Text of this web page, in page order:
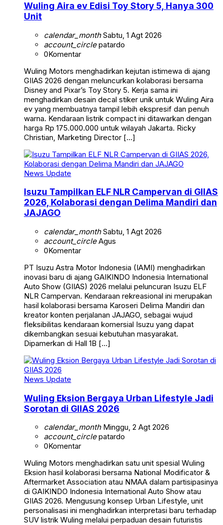
Wuling Aira ev Edisi Toy Story 5, Hanya 300
Unit
calendar_monthSabtu, 1 Agt 2026
account_circlepatardo
0Komentar
Wuling Motors menghadirkan kejutan istimewa di ajang
GIIAS 2026 dengan meluncurkan kolaborasi bersama
Disney and Pixar’s Toy Story 5. Kerja sama ini
menghadirkan desain decal stiker unik untuk Wuling Aira
ev yang membuatnya tampil lebih ekspresif dan penuh
warna. Kendaraan listrik compact ini ditawarkan dengan
harga Rp 175.000.000 untuk wilayah Jakarta. Ricky
Christian, Marketing Director […]
News Update
Isuzu Tampilkan ELF NLR Campervan di GIIAS
2026, Kolaborasi dengan Delima Mandiri dan
JAJAGO
calendar_monthSabtu, 1 Agt 2026
account_circleAgus
0Komentar
PT Isuzu Astra Motor Indonesia (IAMI) menghadirkan
inovasi baru di ajang GAIKINDO Indonesia International
Auto Show (GIIAS) 2026 melalui peluncuran Isuzu ELF
NLR Campervan. Kendaraan rekreasional ini merupakan
hasil kolaborasi bersama Karoseri Delima Mandiri dan
kreator konten perjalanan JAJAGO, sebagai wujud
fleksibilitas kendaraan komersial Isuzu yang dapat
dikembangkan sesuai kebutuhan masyarakat.
Dipamerkan di Hall 1B […]
News Update
Wuling Eksion Bergaya Urban Lifestyle Jadi
Sorotan di GIIAS 2026
calendar_monthMinggu, 2 Agt 2026
account_circlepatardo
0Komentar
Wuling Motors menghadirkan satu unit spesial Wuling
Eksion hasil kolaborasi bersama National Modificator &
Aftermarket Association atau NMAA dalam partisipasinya
di GAIKINDO Indonesia International Auto Show atau
GIIAS 2026. Mengusung konsep Urban Lifestyle, unit
personalisasi ini menghadirkan interpretasi baru terhadap
SUV listrik Wuling melalui perpaduan desain futuristis